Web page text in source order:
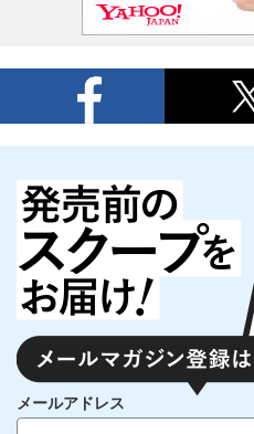
メールアドレス